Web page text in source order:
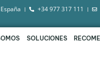
+34 977 317 111
SOLUCIONES